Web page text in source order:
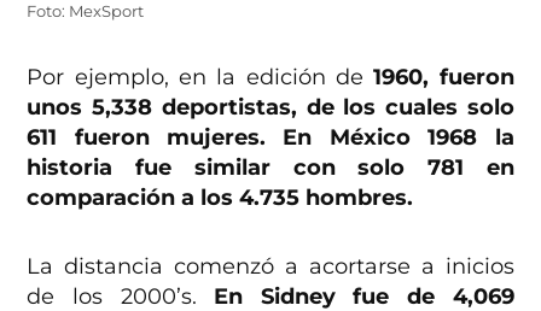
Foto: MexSport
Por ejemplo, en la edición de 1960, fueron
unos 5,338 deportistas, de los cuales solo
611 fueron mujeres. En México 1968 la
historia fue similar con solo 781 en
comparación a los 4.735 hombres.
La distancia comenzó a acortarse a inicios
de los 2000’s. En Sidney fue de 4,069